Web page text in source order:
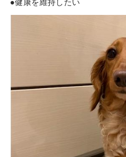
●健康を維持したい